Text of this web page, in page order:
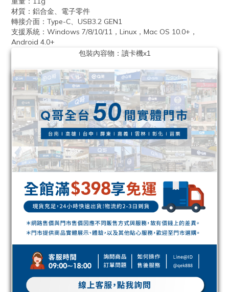
材質：鋁合金、電子零件
轉接介面： Type-C USB3.2 GEN1
支援系統： Windows 7/8/10/11 ， Linux ， Mac OS 10.0+ ，
Android 4.0+
包裝內容物：讀卡機x1